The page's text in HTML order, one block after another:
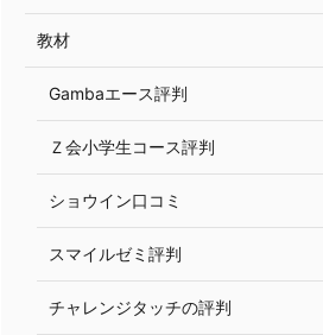
教材
Gambaエース評判
Ｚ会小学生コース評判
ショウイン口コミ
スマイルゼミ評判
チャレンジタッチの評判